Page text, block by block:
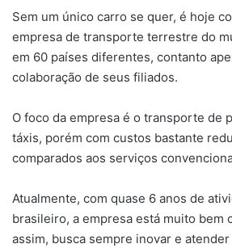
Sem um único carro se quer, é hoje
empresa de transporte terrestre do
em 60 países diferentes, contanto
colaboração de seus filiados.
O foco da empresa é o transporte de
táxis, porém com custos bastante
comparados aos serviços
Atualmente, com quase 6 anos de
brasileiro, a empresa está muito bem
assim, busca sempre inovar e